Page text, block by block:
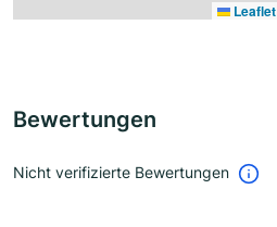
Leaflet
Bewertungen
Nicht verifizierte Bewertungen